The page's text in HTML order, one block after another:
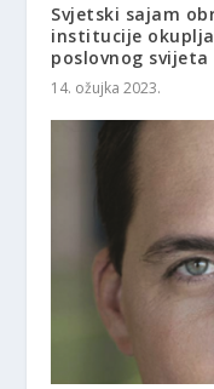
Svjetski sajam
institucije
poslovnog svijeta
14. ožujka 2023.